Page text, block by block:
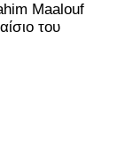
Maalouf
του